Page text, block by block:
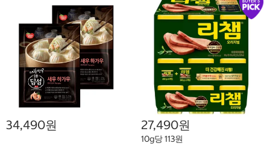
34,490원 27,490원
10g당 113원